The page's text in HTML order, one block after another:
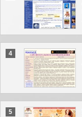
4
5